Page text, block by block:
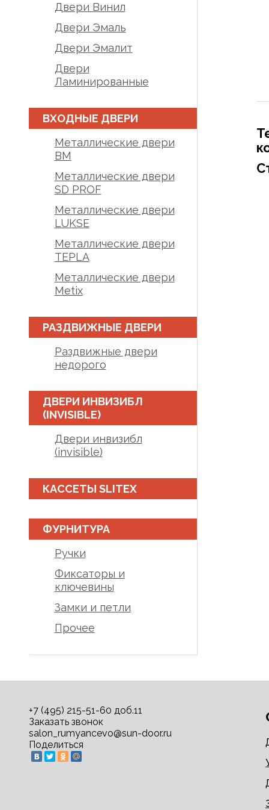
Двери Винил
Двери Эмаль
Двери Эмалит
Двери
Ламинированные
ВХОДНЫЕ ДВЕРИ
Металлические двери
BM
Металлические двери
SD PROF
Металлические двери
LUKSE
Металлические двери
TEPLA
Металлические двери
Metix
РАЗДВИЖНЫЕ ДВЕРИ
Раздвижные двери
недорого
ДВЕРИ ИНВИЗИБЛ
(INVISIBLE)
Двери инвизибл
(invisible)
КАССЕТЫ SLITEX
ФУРНИТУРА
Ручки
Фиксаторы и
ключевины
Замки и петли
Прочее
+7 (495) 215-51-60 доб.11
Заказать звонок
salon_rumyancevo@sun-door.ru
Поделиться